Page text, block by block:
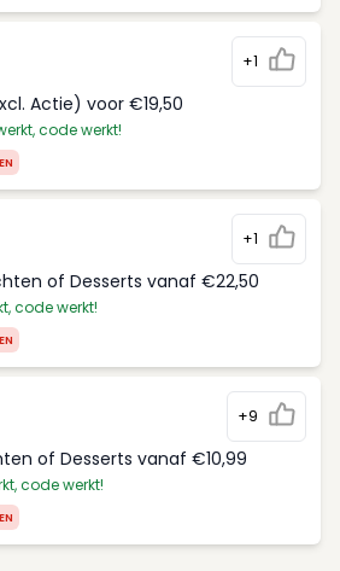
+1
Actie) voor €19,50
code werkt!
+1
of Desserts vanaf €22,50
code werkt!
+9
of Desserts vanaf €10,99
code werkt!